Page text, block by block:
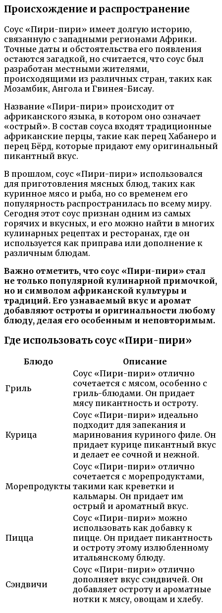
Происхождение и распространение
Соус «Пири-пири» имеет долгую историю,
связанную с западными регионами Африки.
Точные даты и обстоятельства его появления
остаются загадкой, но считается, что соус был
разработан местными жителями,
происходящими из различных стран, таких как
Мозамбик, Ангола и Гвинея-Бисау.
Название «Пири-пири» происходит от
африканского языка, в котором оно означает
«острый». В состав соуса входят традиционные
африканские перцы, такие как перец Хабанеро и
перец Бёрд, которые придают ему оригинальный
пикантный вкус.
В прошлом, соус «Пири-пири» использовался
для приготовления мясных блюд, таких как
куринное мясо и рыба, но со временем его
популярность распространилась по всему миру.
Сегодня этот соус признан одним из самых
горячих и вкусных, и его можно найти в многих
кулинарных рецептах и ресторанах, где он
используется как приправа или дополнение к
различным блюдам.
Важно отметить, что соус «Пири-пири» стал
не только популярной кулинарной примочкой,
но и символом африканской культуры и
традиций. Его узнаваемый вкус и аромат
добавляют остроты и оригинальности любому
блюду, делая его особенным и неповторимым.
Где использовать соус «Пири-пири»
Блюдо Описание
Гриль
Соус «Пири-пири» отлично
сочетается с мясом, особенно с
гриль-блюдами. Он придает
мясу пикантность и остроту.
Курица
Соус «Пири-пири» идеально
подходит для запекания и
маринования куриного филе. Он
придает курице пикантный вкус
и делает ее сочной и нежной.
Морепродукты
Соус «Пири-пири» отлично
сочетается с морепродуктами,
такими как креветки и
кальмары. Он придает им
острый и ароматный вкус.
Пицца
Соус «Пири-пири» можно
использовать как добавку к
пицце. Он придает пикантность
и остроту этому излюбленному
итальянскому блюду.
Сэндвичи
Соус «Пири-пири» отлично
дополняет вкус сэндвичей. Он
добавляет остроту и ароматные
нотки к мясу, овощам и хлебу.